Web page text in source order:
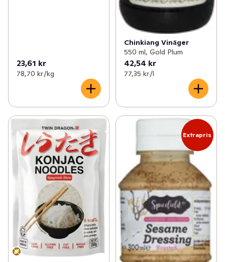
23,61 kr
78,70 kr /kg
Chinkiang Vinäger
550 ml, Gold Plum
42,54 kr
77,35 kr /l
Extrapris